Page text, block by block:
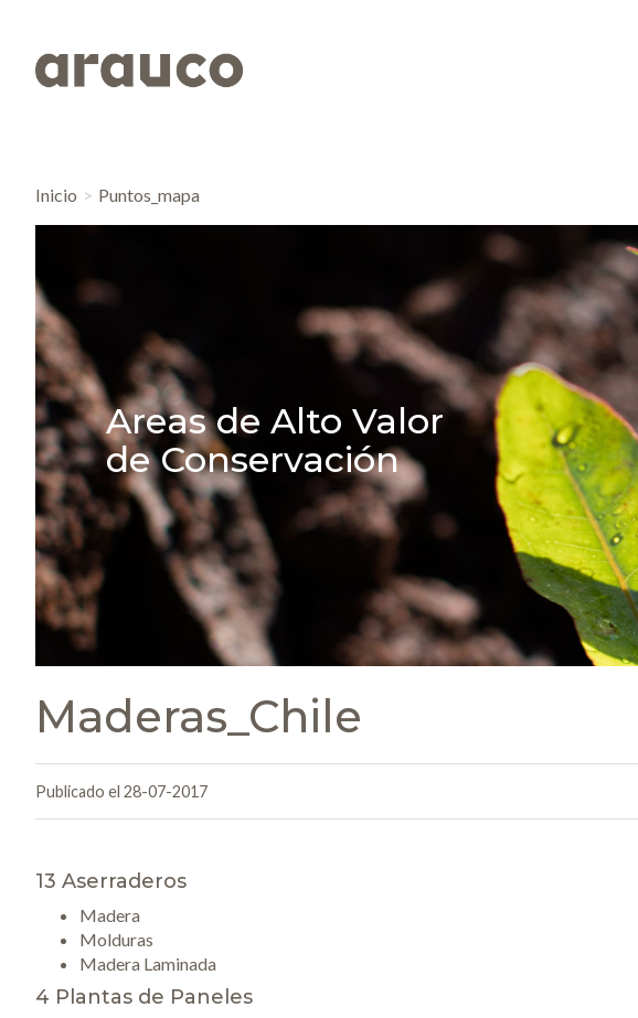
Inicio Puntos_mapa
Areas de Alto Valor
de Conservación
Maderas_Chile
Publicado el 28-07-2017
13 Aserraderos
Madera
Molduras
Madera Laminada
4 Plantas de Paneles